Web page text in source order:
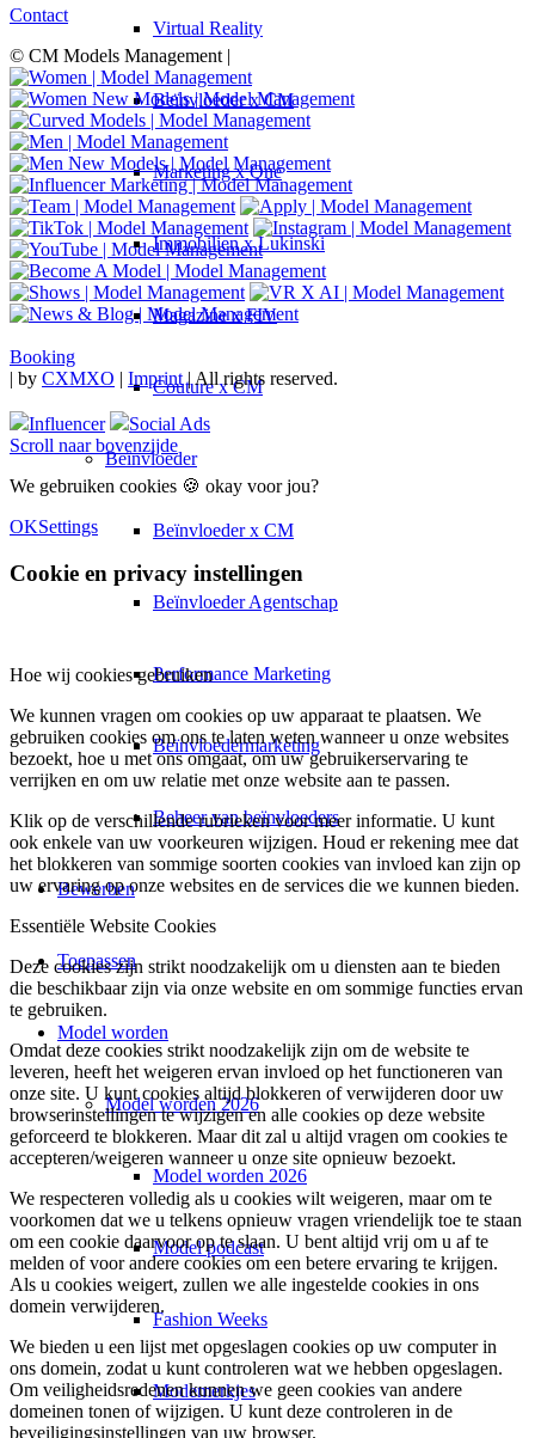
Virtual Reality
Beïnvloeder x CM
Marketing x One
Immobilien x Lukinski
Magazine x FIV
Couture x CM
Beïnvloeder
Beïnvloeder x CM
Beïnvloeder Agentschap
Performance Marketing
Beïnvloedermarketing
Beheer van beïnvloeders
Bewerben
Toepassen
Model worden
Model worden 2026
Model worden 2026
Model podcast
Fashion Weeks
Modemerkjes
Contact
© CM Models Management |
Booking
| by CXMXO | Imprint| All rights reserved.
Influencer
Social Ads
Scroll naar bovenzijde
We gebruiken cookies 🍪 okay voor jou?
OKSettings
Cookie en privacy instellingen
Hoe wij cookies gebruiken
We kunnen vragen om cookies op uw apparaat te plaatsen. We
gebruiken cookies om ons te laten weten wanneer u onze websites
bezoekt, hoe u met ons omgaat, om uw gebruikerservaring te
verrijken en om uw relatie met onze website aan te passen.
Klik op de verschillende rubrieken voor meer informatie. U kunt
ook enkele van uw voorkeuren wijzigen. Houd er rekening mee dat
het blokkeren van sommige soorten cookies van invloed kan zijn op
uw ervaring op onze websites en de services die we kunnen bieden.
Essentiële Website Cookies
Deze cookies zijn strikt noodzakelijk om u diensten aan te bieden
die beschikbaar zijn via onze website en om sommige functies ervan
te gebruiken.
Omdat deze cookies strikt noodzakelijk zijn om de website te
leveren, heeft het weigeren ervan invloed op het functioneren van
onze site. U kunt cookies altijd blokkeren of verwijderen door uw
browserinstellingen te wijzigen en alle cookies op deze website
geforceerd te blokkeren. Maar dit zal u altijd vragen om cookies te
accepteren/weigeren wanneer u onze site opnieuw bezoekt.
We respecteren volledig als u cookies wilt weigeren, maar om te
voorkomen dat we u telkens opnieuw vragen vriendelijk toe te staan
om een cookie daarvoor op te slaan. U bent altijd vrij om u af te
melden of voor andere cookies om een betere ervaring te krijgen.
Als u cookies weigert, zullen we alle ingestelde cookies in ons
domein verwijderen.
We bieden u een lijst met opgeslagen cookies op uw computer in
ons domein, zodat u kunt controleren wat we hebben opgeslagen.
Om veiligheidsredenen kunnen we geen cookies van andere
domeinen tonen of wijzigen. U kunt deze controleren in de
beveiligingsinstellingen van uw browser.